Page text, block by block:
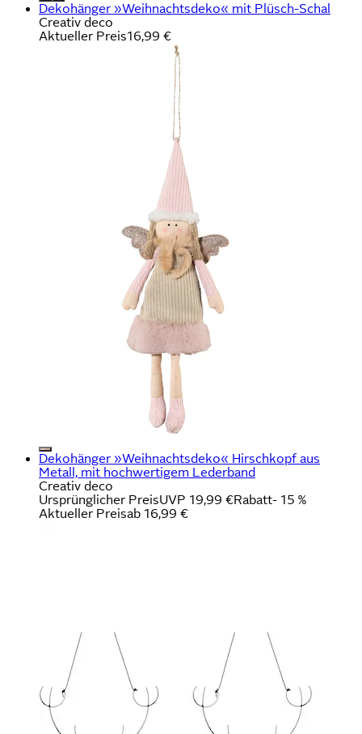
Dekohänger »Weihnachtsdeko« mit Plüsch-Schal
Creativ deco
Aktueller Preis16,99 €
Dekohänger »Weihnachtsdeko« Hirschkopf aus
Metall, mit hochwertigem Lederband
Creativ deco
Ursprünglicher PreisUVP 19,99 €Rabatt- 15 %
Aktueller Preisab 16,99 €